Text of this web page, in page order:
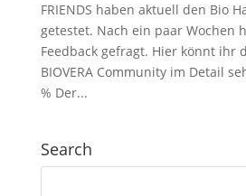
FRIENDS haben aktuell den Bio
getestet. Nach ein paar Wochen
Feedback gefragt. Hier könnt ihr
BIOVERA Community im Detail
% Der...
Search